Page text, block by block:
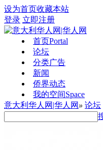
设为首页收藏本站
登录 立即注册
首页Portal
论坛
分类广告
新闻
侨界动态
我的空间Space
意大利华人网|华人网 » 论坛